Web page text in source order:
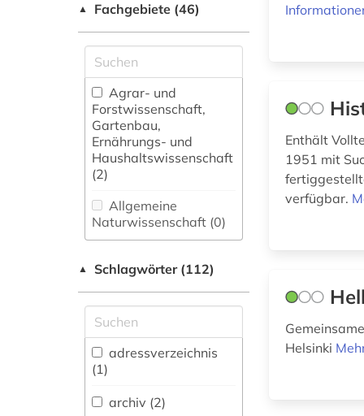
▲ Fachgebiete (46)
Agrar- und
Forstwissenschaft,
Gartenbau,
Ernährungs- und
Haushaltswissenschaft
(2)
Allgemeine
Naturwissenschaft (0)
fachübergreifende
Allgemeine und
vergleichende Sprach-
und
Literaturwissenschaft.
Außereuropäische
▲ Schlagwörter (112)
adressverzeichnis
(1)
archiv (2)
Enthält
1951 mit
verfügbar.
Helsinki